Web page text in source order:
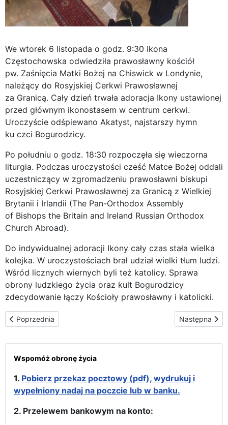
We wtorek 6 listopada o godz. 9:30 Ikona
Częstochowska odwiedziła prawosławny kościół
pw. Zaśnięcia Matki Bożej na Chiswick w Londynie,
należący do Rosyjskiej Cerkwi Prawosławnej
za Granicą. Cały dzień trwała adoracja Ikony ustawionej
przed głównym ikonostasem w centrum cerkwi.
Uroczyście odśpiewano Akatyst, najstarszy hymn
ku czci Bogurodzicy.
Po południu o godz. 18:30 rozpoczęła się wieczorna
liturgia. Podczas uroczystości cześć Matce Bożej oddali
uczestniczący w zgromadzeniu prawosławni biskupi
Rosyjskiej Cerkwi Prawosławnej za Granicą z Wielkiej
Brytanii i Irlandii (The Pan-Orthodox Assembly
of Bishops the Britain and Ireland Russian Orthodox
Church Abroad).
Do indywidualnej adoracji Ikony cały czas stała wielka
kolejka. W uroczystościach brał udział wielki tłum ludzi.
Wśród licznych wiernych byli też katolicy. Sprawa
obrony ludzkiego życia oraz kult Bogurodzicy
zdecydowanie łączy Kościoły prawosławny i katolicki.
Poprzednia strona: Matka Boża w Angielskim Nazarecie –
Poprzednia Następna
Następna
Wspomóż obronę życia
1. Pobierz przekaz pocztowy (pdf), wydrukuj i
wypełniony nadaj na poczcie lub w banku.
2. Przelewem bankowym na konto: